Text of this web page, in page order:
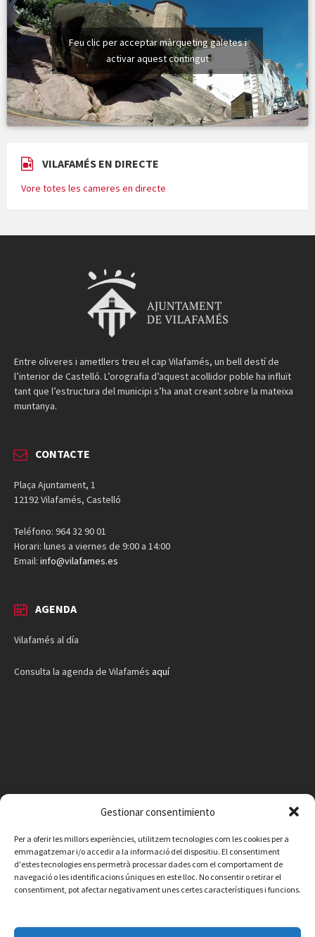
Gestionar consentimiento
Per a oferir les millors experiències, utilitzem tecnologies com les cookies per a
emmagatzemar i/o accedir a la informació del dispositiu. El consentiment
d'estes tecnologies ens permetrà processar dades com el comportament de
navegació o les identificacions úniques en este lloc. No consentir o retirar el
consentiment, pot afectar negativament unes certes característiques i funcions.
Feu clic per acceptar màrqueting galetes i
activar aquest contingut
VILAFAMÉS EN DIRECTE
Vore totes les cameres en directe
Entre oliveres i ametllers treu el cap Vilafamés, un bell destí de
l’interior de Castelló. L’orografia d’aquest acollidor poble ha influït
tant que l’estructura del municipi s’ha anat creant sobre la mateixa
muntanya.
CONTACTE
Plaça Ajuntament, 1
12192 Vilafamés, Castelló
Teléfono: 964 32 90 01
Horari: lunes a viernes de 9:00 a 14:00
Email: info@vilafames.es
AGENDA
Vilafamés al día
Consulta la agenda de Vilafamés aquí